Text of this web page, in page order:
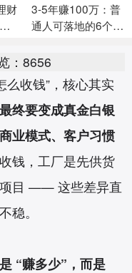
财
3-5年赚100万：普
通人可落地的6个合
骤）
：8656
么收钱”，核心其实
终要变成真金白银
业模式、客户习惯
钱，工厂是先供货
项目 —— 这些差异直
稳。
“赚多少”，而是